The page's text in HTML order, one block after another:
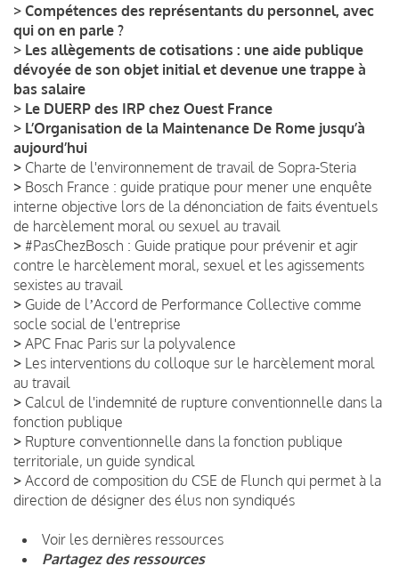
> Compétences des représentants du personnel, avec
qui on en parle ?
> Les allègements de cotisations : une aide publique
dévoyée de son objet initial et devenue une trappe à
bas salaire
> Le DUERP des IRP chez Ouest France
> L’Organisation de la Maintenance De Rome jusqu’à
aujourd’hui
> Charte de l'environnement de travail de Sopra-Steria
> Bosch France : guide pratique pour mener une enquête
interne objective lors de la dénonciation de faits éventuels
de harcèlement moral ou sexuel au travail
> #PasChezBosch : Guide pratique pour prévenir et agir
contre le harcèlement moral, sexuel et les agissements
sexistes au travail
> Guide de lʼAccord de Performance Collective comme
socle social de l'entreprise
> APC Fnac Paris sur la polyvalence
> Les interventions du colloque sur le harcèlement moral
au travail
> Calcul de l'indemnité de rupture conventionnelle dans la
fonction publique
> Rupture conventionnelle dans la fonction publique
territoriale, un guide syndical
> Accord de composition du CSE de Flunch qui permet à la
direction de désigner des élus non syndiqués
Voir les dernières ressources
Partagez des ressources